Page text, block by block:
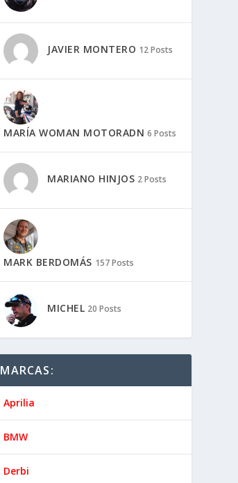
JAVIER MONTERO 12 Posts
MARÍA WOMAN MOTORADN 6 Posts
MARIANO HINJOS 2 Posts
MARK BERDOMÁS 157 Posts
MICHEL 20 Posts
MARCAS:
Aprilia
BMW
Derbi